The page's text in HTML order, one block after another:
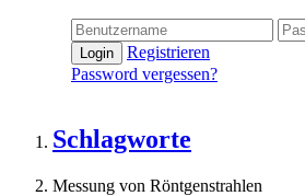
Login
Registrieren
Password vergessen?
Schlagworte
Messung von Röntgenstrahlen